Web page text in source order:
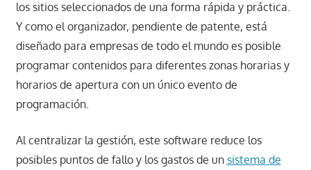
los sitios seleccionados de una forma rápida y práctica.
Y como el organizador, pendiente de patente, está
diseñado para empresas de todo el mundo es posible
programar contenidos para diferentes zonas horarias y
horarios de apertura con un único evento de
programación.
Al centralizar la gestión, este software reduce los
posibles puntos de fallo y los gastos de un sistema de